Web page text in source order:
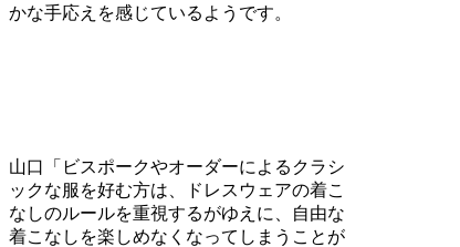
かな手応えを感じているようです。
山口
「ビスポークやオーダーによるクラシ
ックな服を好む方は、ドレスウェアの着こ
なしのルールを重視するがゆえに、自由な
着こなしを楽しめなくなってしまうことが